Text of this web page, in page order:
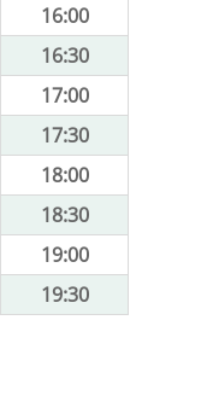
16:00
16:30
17:00
17:30
18:00
18:30
19:00
19:30